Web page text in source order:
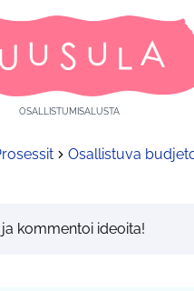
OSALLISTUMISALUSTA
Osallistuva
kommentoi ideoita!